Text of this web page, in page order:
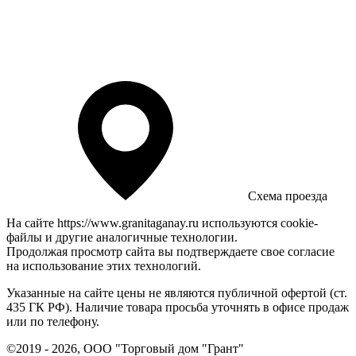
Схема проезда
На сайте https://www.granitaganay.ru используются coоkie-
файлы и другие аналогичные технологии.
Продолжая просмотр сайта вы подтверждаете свое согласие
на использование этих технологий.
Указанные на сайте цены не являются публичной офертой (ст.
435 ГК РФ). Наличие товара просьба уточнять в офисе продаж
или по телефону.
©2019 - 2026, ООО "Торговый дом "Грант"